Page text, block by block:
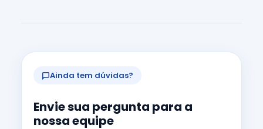
Ainda tem dúvidas?
Envie sua pergunta para a
nossa equipe